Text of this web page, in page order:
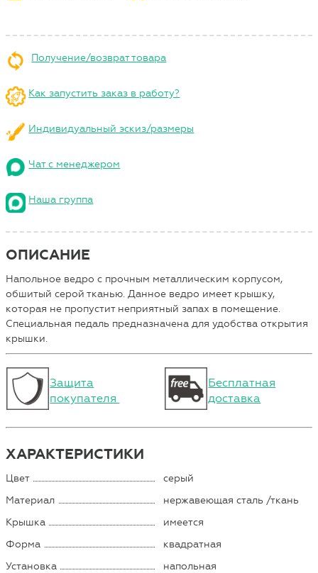
Получение/возврат товара
Как запустить заказ в работу?
Индивидуальный эскиз/размеры
Чат с менеджером
Наша группа
ОПИСАНИЕ
Напольное ведро с прочным металлическим корпусом,
обшитый серой тканью. Данное ведро имеет крышку,
которая не пропустит неприятный запах в помещение.
Специальная педаль предназначена для удобства открытия
крышки.
Защита
покупателя
Бесплатная
доставка
ХАРАКТЕРИСТИКИ
Цвет
серый
Материал
нержавеющая сталь /ткань
Крышка
имеется
Форма
квадратная
Установка
напольная